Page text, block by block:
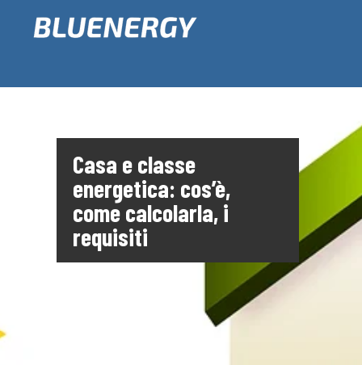
Casa e classe
energetica: cos’è,
come calcolarla, i
requisiti